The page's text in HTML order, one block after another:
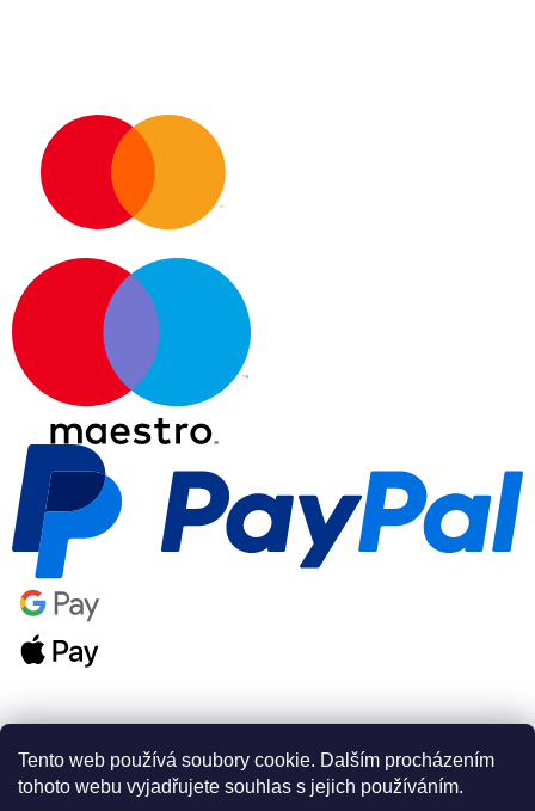
Tento web používá soubory cookie. Dalším procházením
tohoto webu vyjadřujete souhlas s jejich používáním.
Vytvořil Shoptet Premium